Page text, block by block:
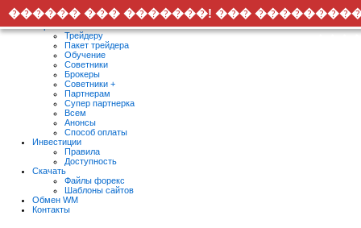
�������� ������ ������� ����������
Форекс
Трейдеру
Пакет трейдера
Обучение
Советники
Брокеры
Советники +
Партнерам
Супер партнерка
Всем
Анонсы
Способ оплаты
Инвестиции
Правила
Доступность
Скачать
Файлы форекс
Шаблоны сайтов
Обмен WM
Контакты
������ ��� �������! ���